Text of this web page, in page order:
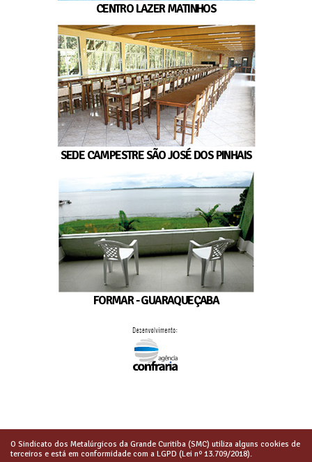
CENTRO LAZER MATINHOS
SEDE CAMPESTRE SÃO JOSÉ DOS PINHAIS
FORMAR - GUARAQUEÇABA
O Sindicato dos Metalúrgicos da Grande Curitiba (SMC) utiliza alguns cookies de
terceiros e está em conformidade com a LGPD (Lei nº 13.709/2018).